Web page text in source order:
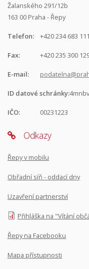
Žalanského 291/12b
163 00 Praha - Řepy
Telefon: +420 234 683 111
Fax: +420 235 300
E-mail:
ID datové schránky:
IČO: 00231223
Odkazy
Řepy v mobilu
Obřadní síň - oddací dny
Uzavření partnerství
Přihláška na "Vítání
Řepy na Facebooku
Mapa přístupnosti